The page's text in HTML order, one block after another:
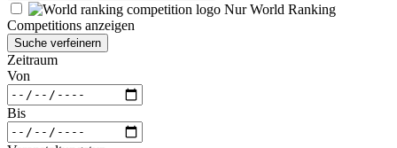
Nur World Ranking
Competitions anzeigen
Suche verfeinern
Zeitraum
Von
Bis